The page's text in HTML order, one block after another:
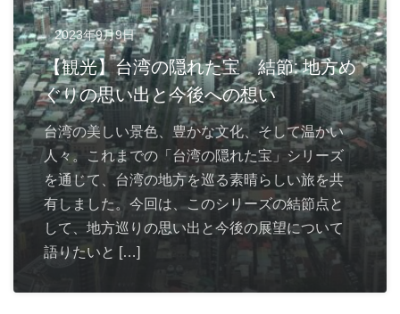
2023年9月9日
【観光】台湾の隠れた宝 結節: 地方め
ぐりの思い出と今後への想い
台湾の美しい景色、豊かな文化、そして温かい
人々。これまでの「台湾の隠れた宝」シリーズ
を通じて、台湾の地方を巡る素晴らしい旅を共
有しました。今回は、このシリーズの結節点と
して、地方巡りの思い出と今後の展望について
語りたいと […]